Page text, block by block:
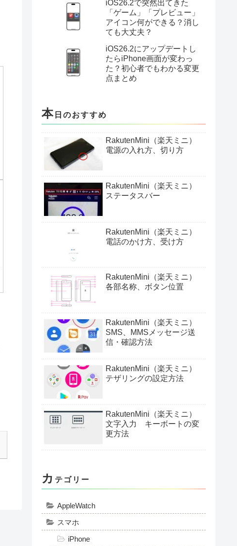
iOS26.2で突然出てきた
「ゲーム」「プレビュー」
アイコン何ができる？消し
ても大丈夫？
iOS26.2にアップデートし
たらiPhone画面が変わっ
た？初心者でもわかる変更
点まとめ
本 日のおすすめ
RakutenMini（楽天ミニ）
電源の入れ方、切り方
RakutenMini（楽天ミニ）
ステータスバー
RakutenMini（楽天ミニ）
電話のかけ方、受け方
RakutenMini（楽天ミニ）
各部名称、ボタン位置
RakutenMini（楽天ミニ）
SMS、MMSメッセージ送
信・確認方法
RakutenMini（楽天ミニ）
テザリングの設定方法
RakutenMini（楽天ミニ）
文字入力 キーボートの変
更方法
カ テゴリー
AppleWatch
スマホ
iPhone